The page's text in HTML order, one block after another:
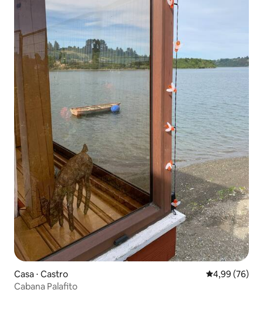
Casa ⋅ Castro 4,99 de uma
4,99 (76)
Cabana Palafito